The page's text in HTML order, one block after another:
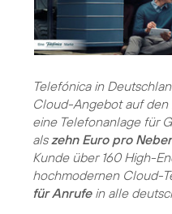
Telefónica in
Cloud-Angebot auf den
eine Telefonanlage für
alszehn Euro pro
Kunde über 160 High-
hochmodernen Cloud-
für Anrufein alle